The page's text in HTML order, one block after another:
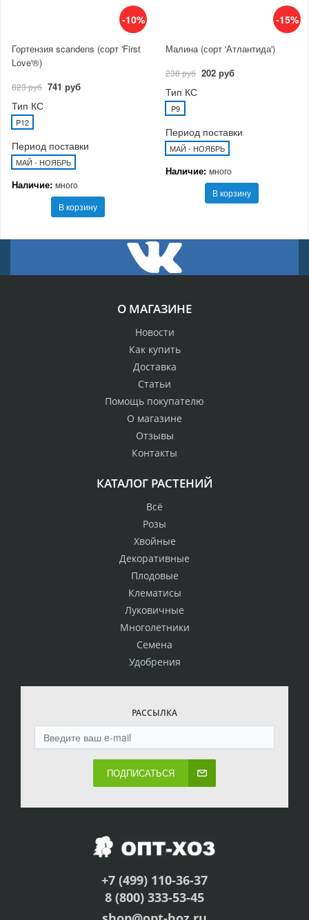
-10%
Гортензия scandens (сорт 'First
Love'®)
823 руб 741 руб
Тип КС
P12
Период поставки
МАЙ - НОЯБРЬ
Наличие: много
В корзину
-15%
Малина (сорт 'Атлантида')
238 руб 202 руб
Тип КС
P9
Период поставки
МАЙ - НОЯБРЬ
Наличие: много
В корзину
О МАГАЗИНЕ
Новости
Как купить
Доставка
Статьи
Помощь покупателю
О магазине
Отзывы
Контакты
КАТАЛОГ РАСТЕНИЙ
Всё
Розы
Хвойные
Декоративные
Плодовые
Клематисы
Луковичные
Многолетники
Семена
Удобрения
РАССЫЛКА
ПОДПИСАТЬСЯ
+7 (499) 110-36-37
8 (800) 333-53-45